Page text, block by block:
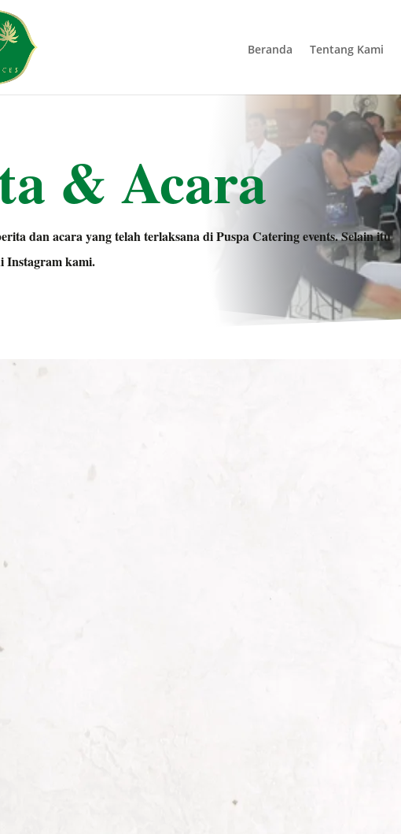
Beranda Tentang Kami
& Acara
dan acara yang telah terlaksana di Puspa Catering events. Selain itu
Instagram kami.